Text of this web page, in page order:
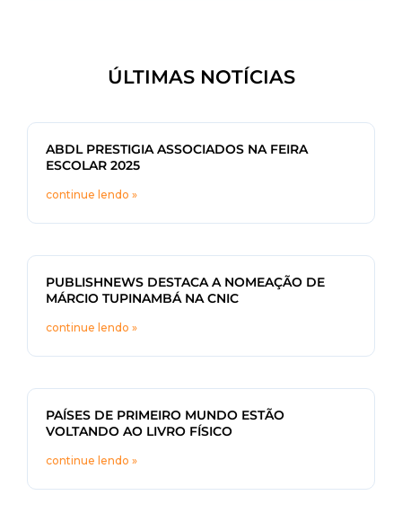
ÚLTIMAS NOTÍCIAS
ABDL PRESTIGIA ASSOCIADOS NA FEIRA
ESCOLAR 2025
continue lendo »
PUBLISHNEWS DESTACA A NOMEAÇÃO DE
MÁRCIO TUPINAMBÁ NA CNIC
continue lendo »
PAÍSES DE PRIMEIRO MUNDO ESTÃO
VOLTANDO AO LIVRO FÍSICO
continue lendo »